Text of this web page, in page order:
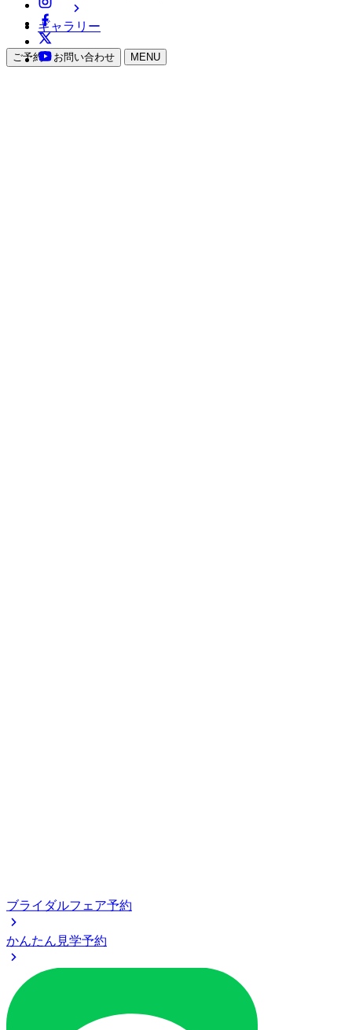
ギャラリー
ご予約・お問い合わせ MENU
ブライダルフェア予約
かんたん見学予約